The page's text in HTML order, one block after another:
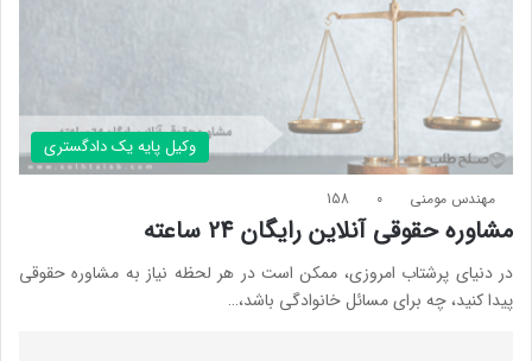
وکیل پایه یک دادگستری
مهندس مومنی 0
158
مشاوره حقوقی آنلاین رایگان 24 ساعته
در دنیای پرشتاب امروزی، ممکن است در هر لحظه نیاز به مشاوره حقوقی
پیدا کنید، چه برای مسائل خانوادگی باشد،…